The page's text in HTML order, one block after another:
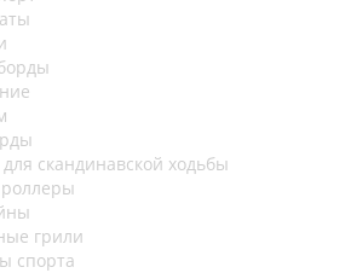
скандинавской ходьбы
грили
спорта